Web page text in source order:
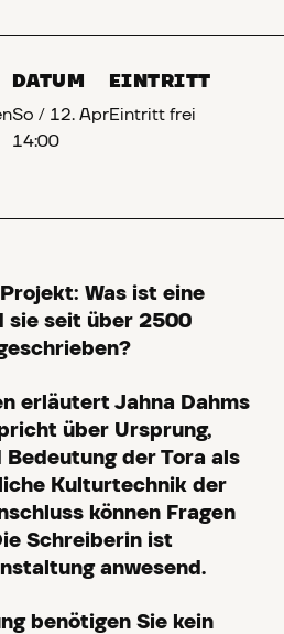
DATUM
So / 12. Apr
14:00
EINTRITT
Eintritt frei
Was ist eine
sie seit über 2500
erläutert Jahna Dahms
über Ursprung,
der Tora als
Kulturtechnik der
können Fragen
Schreiberin ist
anwesend.
benötigen Sie kein